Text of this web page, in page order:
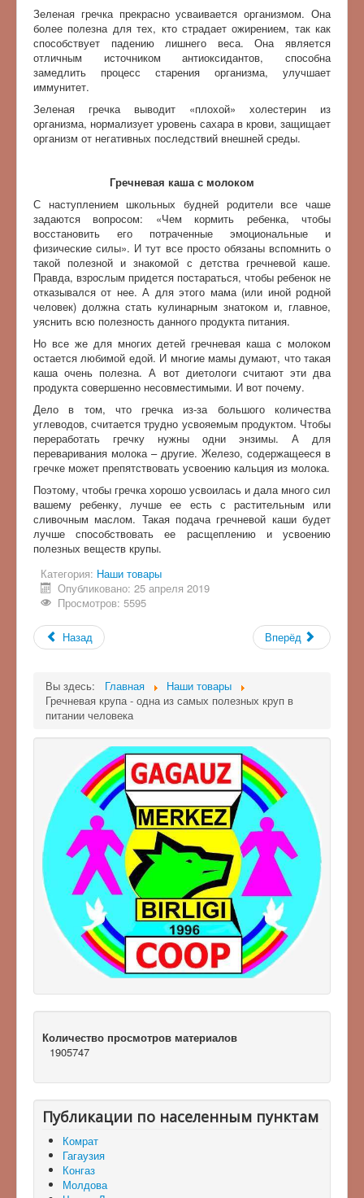
Зеленая гречка прекрасно усваивается организмом. Она
более полезна для тех, кто страдает ожирением, так как
способствует падению лишнего веса. Она является
отличным источником антиоксидантов, способна
замедлить процесс старения организма, улучшает
иммунитет.
Зеленая гречка выводит «плохой» холестерин из
организма, нормализует уровень сахара в крови, защищает
организм от негативных последствий внешней среды.
Гречневая каша с молоком
С наступлением школьных будней родители все чаше
задаются вопросом: «Чем кормить ребенка, чтобы
восстановить его потраченные эмоциональные и
физические силы». И тут все просто обязаны вспомнить о
такой полезной и знакомой с детства гречневой каше.
Правда, взрослым придется постараться, чтобы ребенок не
отказывался от нее. А для этого мама (или иной родной
человек) должна стать кулинарным знатоком и, главное,
уяснить всю полезность данного продукта питания.
Но все же для многих детей гречневая каша с молоком
остается любимой едой. И многие мамы думают, что такая
каша очень полезна. А вот диетологи считают эти два
продукта совершенно несовместимыми. И вот почему.
Дело в том, что гречка из-за большого количества
углеводов, считается трудно усвояемым продуктом. Чтобы
переработать гречку нужны одни энзимы. А для
переваривания молока – другие. Железо, содержащееся в
гречке может препятствовать усвоению кальция из молока.
Поэтому, чтобы гречка хорошо усвоилась и дала много сил
вашему ребенку, лучше ее есть с растительным или
сливочным маслом. Такая подача гречневой каши будет
лучше способствовать ее расщеплению и усвоению
полезных веществ крупы.
Категория: Наши товары
Опубликовано: 25 апреля 2019
Просмотров: 5595
Назад Вперёд
Вы здесь: Главная
Наши товары
Гречневая крупа - одна из самых полезных круп в
питании человека
Количество просмотров материалов
1905747
Публикации по населенным пунктам
Комрат
Гагаузия
Конгаз
Молдова